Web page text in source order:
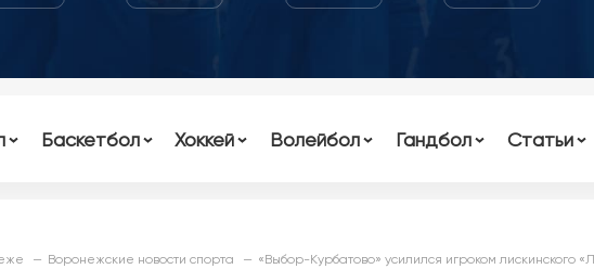
Баскетбол Хоккей Волейбол Гандбол Статьи
Воронежские новости спорта «Выбор-Курбатово» усилился игроком лискинского